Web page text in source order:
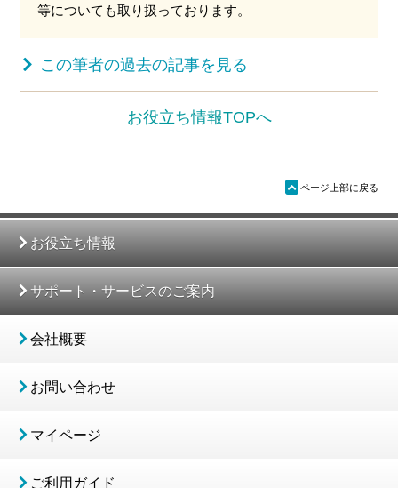
等についても取り扱っております。
お役立ち情報TOPへ
ü ページ上部に戻る
お役立ち情報
サポート・サービスのご案内
会社概要
お問い合わせ
マイページ
ご利用ガイド